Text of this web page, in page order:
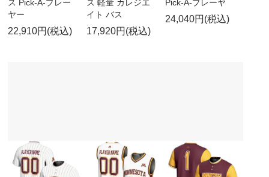
ス Pick-A-プレー
ヤー
22,910円(税込)
ス 軽量 カレジエ
イト バス
17,920円(税込)
Pick-A-プレーヤ
24,040円(税込)